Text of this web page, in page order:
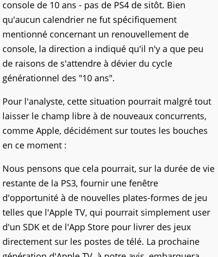
console de 10 ans - pas de PS4 de sitôt. Bien
qu'aucun calendrier ne fut spécifiquement
mentionné concernant un renouvellement de
console, la direction a indiqué qu'il n'y a que peu
de raisons de s'attendre à dévier du cycle
générationnel des "10 ans".
Pour l'analyste, cette situation pourrait malgré tout
laisser le champ libre à de nouveaux concurrents,
comme Apple, décidément sur toutes les bouches
en ce moment :
Nous pensons que cela pourrait, sur la durée de vie
restante de la PS3, fournir une fenêtre
d'opportunité à de nouvelles plates-formes de jeu
telles que l'Apple TV, qui pourrait simplement user
d'un SDK et de l'App Store pour livrer des jeux
directement sur les postes de télé. La prochaine